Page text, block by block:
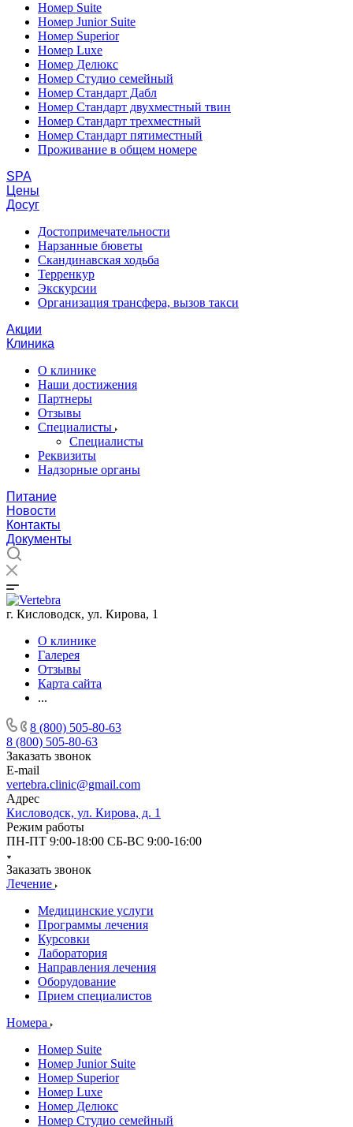
Номер Suite
Номер Junior Suite
Номер Superior
Номер Luxe
Номер Делюкс
Номер Студио семейный
Номер Стандарт Дабл
Номер Стандарт двухместный твин
Номер Стандарт трехместный
Номер Стандарт пятиместный
Проживание в общем номере
SPA
Цены
Досуг
Достопримечательности
Нарзанные бюветы
Скандинавская ходьба
Терренкур
Экскурсии
Организация трансфера, вызов такси
Акции
Клиника
О клинике
Наши достижения
Партнеры
Отзывы
Специалисты
Специалисты
Реквизиты
Надзорные органы
Питание
Новости
Контакты
Документы
г. Кисловодск, ул. Кирова, 1
О клинике
Галерея
Отзывы
Карта сайта
...
8 (800) 505-80-63
8 (800) 505-80-63
Заказать звонок
E-mail
vertebra.clinic@gmail.com
Адрес
Кисловодск, ул. Кирова, д. 1
Режим работы
ПН-ПТ 9:00-18:00 СБ-ВС 9:00-16:00
Заказать звонок
Лечение
Медицинские услуги
Программы лечения
Курсовки
Лаборатория
Направления лечения
Оборудование
Прием специалистов
Номера
Номер Suite
Номер Junior Suite
Номер Superior
Номер Luxe
Номер Делюкс
Номер Студио семейный